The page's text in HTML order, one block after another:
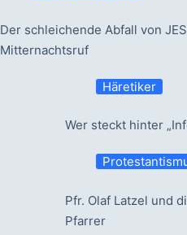
Der schleichende Abfall von
Mitternachtsruf
Häretiker
Wer steckt hinter
Pfr. Olaf Latzel und
Pfarrer